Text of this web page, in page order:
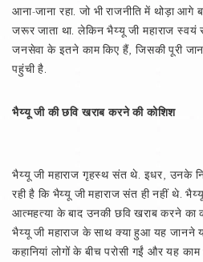
आना-जाना रहा. जो भी राजनीति में थोड़ा आगे
जरूर जाता था. लेकिन भैय्यू जी महाराज स्वयं
जनसेवा के इतने काम किए हैं, जिसकी पूरी
पहुंची है.
भैय्यू जी की छवि खराब करने की कोशिश
भैय्यू जी महाराज गृहस्थ संत थे. इधर, उनके
रही है कि भैय्यू जी महाराज संत ही नहीं थे.
आत्महत्या के बाद उनकी छवि खराब करने का
भैय्यू जी महाराज के साथ क्या हुआ यह जानने
कहानियां लोगों के बीच परोसी गईं और यह काम